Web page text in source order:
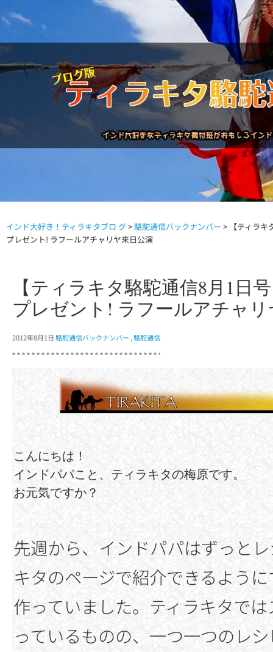
駱駝通信バックナンバー インドが大好き!!
インド大好き！ティラキタブロ グ>駱駝通信バックナンバー > 【ティラ
プレゼント! ラフールアチャリヤ来日公演
【ティラキタ駱駝通信8月1日
プレゼント! ラフールアチャ
2012年8月1日駱駝通信バックナンバー ,駱駝通信
こんにちは！
インドパパこと、ティラキタの梅原です。
お元気ですか？
先週から、インドパパはずっと
キタのページで紹介できるよう
作っていました。ティラキタで
っているものの、一つ一つのレ